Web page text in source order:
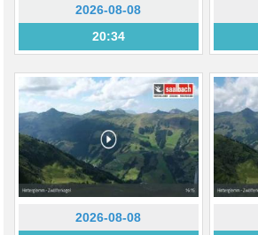
2026-08-08
20:34
2026-08-08